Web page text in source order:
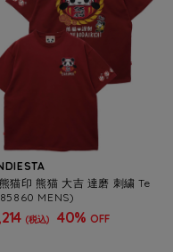
猫印 熊猫 大吉 達磨 刺繍 Te
MENS)
(税込) 40% OFF